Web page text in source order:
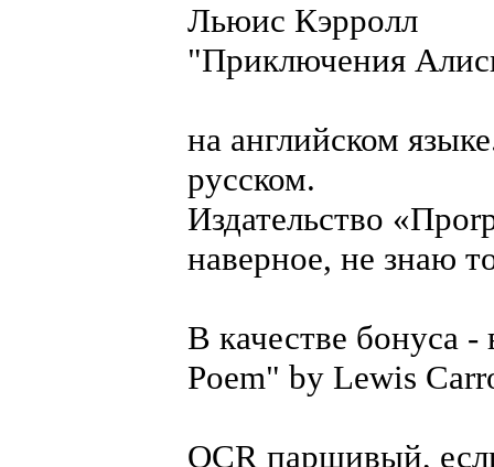
Льюис Кэрролл
"Приключения
на английском
русском.
Издательство
наверное, не знаю
В качестве бонуса
Poem" by Lewis
OCR паршивый,